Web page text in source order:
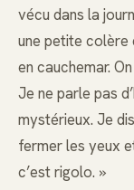
vécu dans la
une petite colère
en cauchemar.
Je ne parle pas
mystérieux. Je
fermer les yeux
c’est rigolo. »